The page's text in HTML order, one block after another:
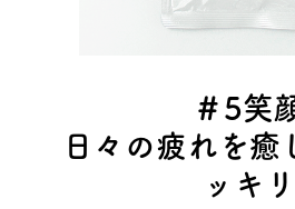
＃5笑
日々の疲れを癒
ッキリ